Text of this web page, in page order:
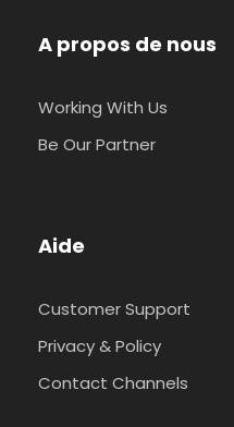
A propos de nous
Working With Us
Be Our Partner
Aide
Customer Support
Privacy & Policy
Contact Channels